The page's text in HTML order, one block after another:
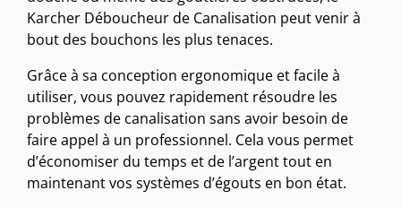
Karcher Déboucheur de Canalisation peut venir à
bout des bouchons les plus tenaces.
Grâce à sa conception ergonomique et facile à
utiliser, vous pouvez rapidement résoudre les
problèmes de canalisation sans avoir besoin de
faire appel à un professionnel. Cela vous permet
d’économiser du temps et de l’argent tout en
maintenant vos systèmes d’égouts en bon état.